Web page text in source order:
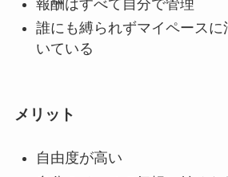
報酬はすべて自分で管理
誰にも縛られずマイペースに
いている
メリット
自由度が高い